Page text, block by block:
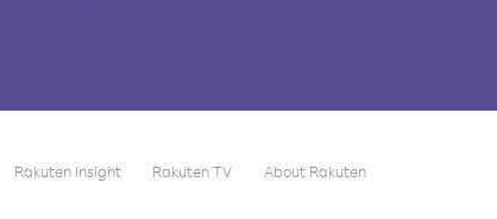
Rakuten Insight Rakuten TV About Rakuten